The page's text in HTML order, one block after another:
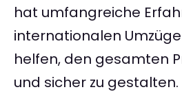
hat umfangreiche
internationalen
helfen, den gesamten
und sicher zu